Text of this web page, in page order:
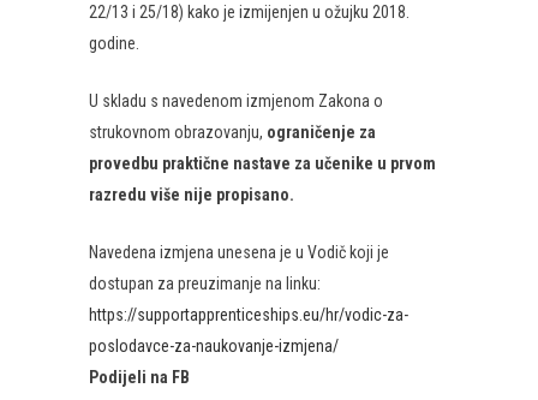
22/13 i 25/18) kako je izmijenjen u ožujku 2018.
godine.
U skladu s navedenom izmjenom Zakona o
strukovnom obrazovanju, ograničenje za
provedbu praktične nastave za učenike u prvom
razredu više nije propisano.
Navedena izmjena unesena je u Vodič koji je
dostupan za preuzimanje na linku:
https://supportapprenticeships.eu/hr/vodic-za-
poslodavce-za-naukovanje-izmjena/
Podijeli na FB